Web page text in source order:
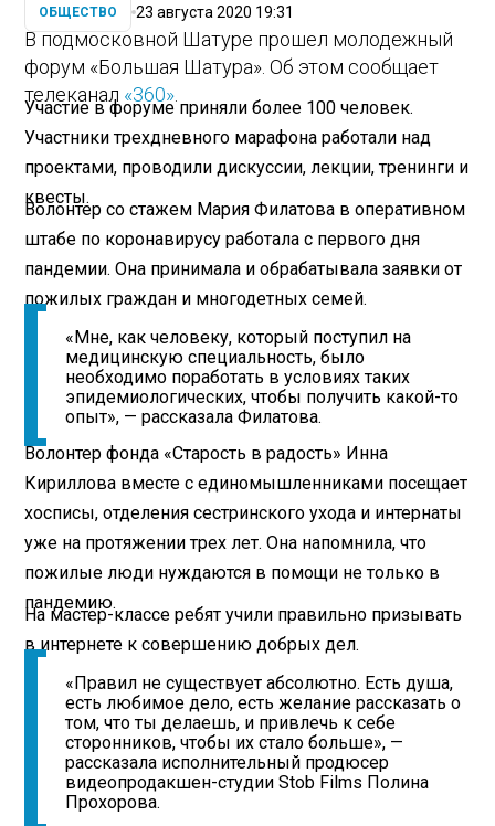
ОБЩЕСТВО 23 августа 2020 19:31
В подмосковной Шатуре прошел молодежный
форум «Большая Шатура». Об этом сообщает
телеканал «360»
Участие в форуме приняли более 100 человек.
Участники трехдневного марафона работали над
проектами, проводили дискуссии, лекции, тренинги и
квесты.
Волонтер со стажем Мария Филатова в оперативном
штабе по коронавирусу работала с первого дня
пандемии. Она принимала и обрабатывала заявки от
пожилых граждан и многодетных семей.
«Мне, как человеку, который поступил на
медицинскую специальность, было
необходимо поработать в условиях таких
эпидемиологических, чтобы получить какой-то
опыт», — рассказала Филатова.
Волонтер фонда «Старость в радость» Инна
Кириллова вместе с единомышленниками посещает
хосписы, отделения сестринского ухода и интернаты
уже на протяжении трех лет. Она напомнила, что
пожилые люди нуждаются в помощи не только в
пандемию.
На мастер-классе ребят учили правильно призывать
в интернете к совершению добрых дел.
«Правил не существует абсолютно. Есть душа,
есть любимое дело, есть желание рассказать о
том, что ты делаешь, и привлечь к себе
сторонников, чтобы их стало больше», —
рассказала исполнительный продюсер
видеопродакшен-студии Stob Films Полина
Прохорова.